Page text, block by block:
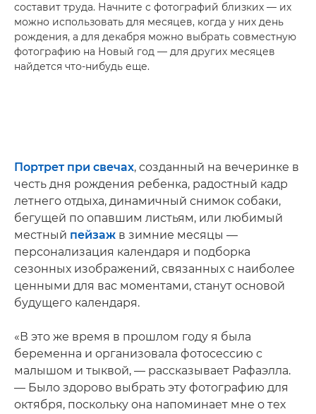
составит труда. Начните с фотографий близких — их
можно использовать для месяцев, когда у них день
рождения, а для декабря можно выбрать совместную
фотографию на Новый год — для других месяцев
найдется что-нибудь еще.
Портрет при свечах, созданный на вечеринке в
честь дня рождения ребенка, радостный кадр
летнего отдыха, динамичный снимок собаки,
бегущей по опавшим листьям, или любимый
местный пейзаж в зимние месяцы —
персонализация календаря и подборка
сезонных изображений, связанных с наиболее
ценными для вас моментами, станут основой
будущего календаря.
«В это же время в прошлом году я была
беременна и организовала фотосессию с
малышом и тыквой, — рассказывает Рафаэлла.
— Было здорово выбрать эту фотографию для
октября, поскольку она напоминает мне о тех